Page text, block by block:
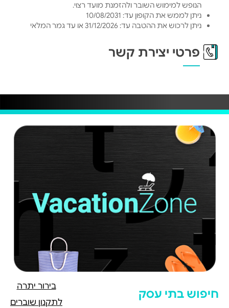
הנופש למימוש השובר ולהזמנת מועד רצוי.
ניתן לממש את הקופון עד: 10/08/2031
ניתן לרכוש את ההטבה עד: 31/12/2026 או עד גמר המלאי
פרטי יצירת קשר
חיפוש בתי עסק
בירור יתרה
לתקנון שוברים